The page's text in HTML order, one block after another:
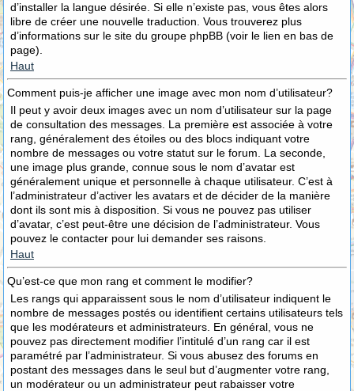
d’installer la langue désirée. Si elle n’existe pas, vous êtes alors
libre de créer une nouvelle traduction. Vous trouverez plus
d’informations sur le site du groupe phpBB (voir le lien en bas de
page).
Haut
Comment puis-je afficher une image avec mon nom d’utilisateur?
Il peut y avoir deux images avec un nom d’utilisateur sur la page
de consultation des messages. La première est associée à votre
rang, généralement des étoiles ou des blocs indiquant votre
nombre de messages ou votre statut sur le forum. La seconde,
une image plus grande, connue sous le nom d’avatar est
généralement unique et personnelle à chaque utilisateur. C’est à
l’administrateur d’activer les avatars et de décider de la manière
dont ils sont mis à disposition. Si vous ne pouvez pas utiliser
d’avatar, c’est peut-être une décision de l’administrateur. Vous
pouvez le contacter pour lui demander ses raisons.
Haut
Qu’est-ce que mon rang et comment le modifier?
Les rangs qui apparaissent sous le nom d’utilisateur indiquent le
nombre de messages postés ou identifient certains utilisateurs tels
que les modérateurs et administrateurs. En général, vous ne
pouvez pas directement modifier l’intitulé d’un rang car il est
paramétré par l’administrateur. Si vous abusez des forums en
postant des messages dans le seul but d’augmenter votre rang,
un modérateur ou un administrateur peut rabaisser votre